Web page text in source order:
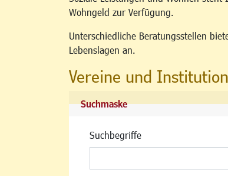
Wohngeld zur Verfügung.
Unterschiedliche Beratungsstellen
Lebenslagen an.
Vereine und
Suchmaske
Suchbegriffe